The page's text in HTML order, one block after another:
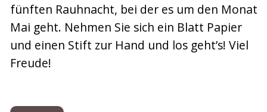
fünften Rauhnacht, bei der es um den Monat
Mai geht. Nehmen Sie sich ein Blatt Papier
und einen Stift zur Hand und los geht’s! Viel
Freude!